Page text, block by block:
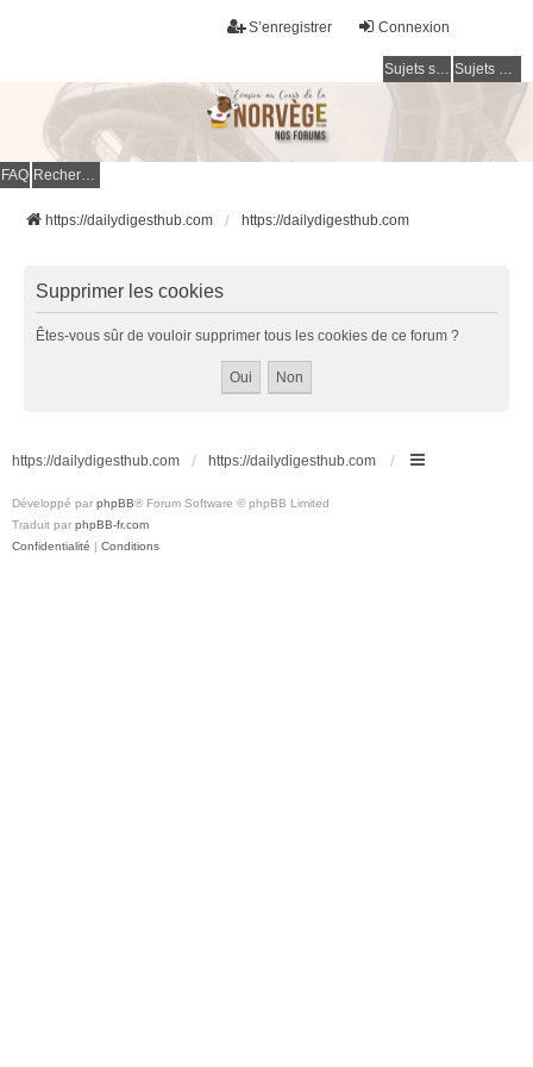
Connexion
S’enregistrer
Sujets sans réponse Sujets actifs
FAQ Rechercher
https://dailydigesthub.com https://dailydigesthub.com
Supprimer les cookies
Êtes-vous sûr de vouloir supprimer tous les cookies de ce forum ?
https://dailydigesthub.com https://dailydigesthub.com
Développé par phpBB® Forum Software © phpBB Limited
Traduit par phpBB-fr.com
Confidentialité | Conditions